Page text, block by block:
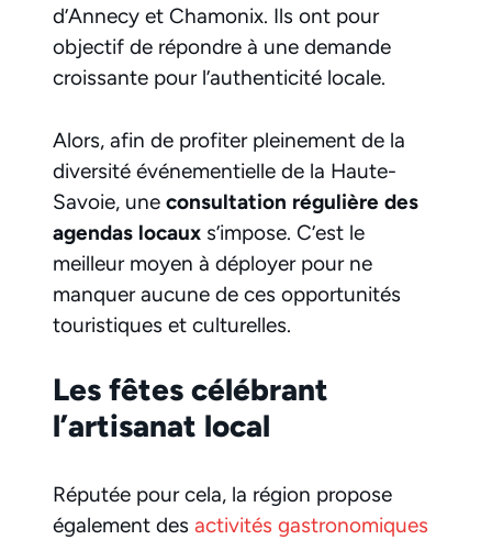
d’Annecy et Chamonix. Ils ont pour
objectif de répondre à une demande
croissante pour l’authenticité locale.
Alors, afin de profiter pleinement de la
diversité événementielle de la Haute-
Savoie, une consultation régulière des
agendas locaux s’impose. C’est le
meilleur moyen à déployer pour ne
manquer aucune de ces opportunités
touristiques et culturelles.
Les fêtes célébrant
l’artisanat local
Réputée pour cela, la région propose
également des activités gastronomiques